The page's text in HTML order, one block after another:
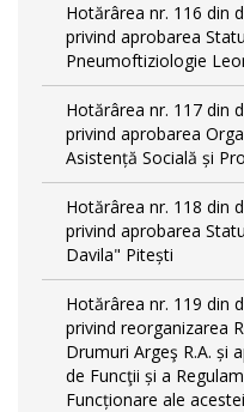
Hotărârea nr. 116 din
privind aprobarea
Pneumoftiziologie
Hotărârea nr. 117 din
privind aprobarea
Asistență Socială și
Hotărârea nr. 118 din
privind aprobarea
Davila" Pitești
Hotărârea nr. 119 din
privind reorganizarea
Drumuri Argeş R.A. și
de Funcţii și a
Funcționare ale